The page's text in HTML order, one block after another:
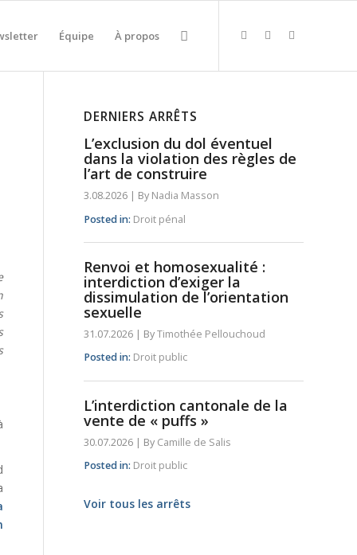
Équipe À propos
DERNIERS ARRÊTS
L’exclusion du dol éventuel
dans la violation des règles de
l’art de construire
3.08.2026 | By Nadia Masson
Posted in: Droit pénal
Renvoi et homosexualité :
interdiction d’exiger la
dissimulation de l’orientation
sexuelle
31.07.2026 | ByTimothée Pellouchoud
Posted in: Droit public
L’interdiction cantonale de la
vente de « puffs »
30.07.2026 | By Camille de Salis
Posted in: Droit public
Voir tous les arrêts